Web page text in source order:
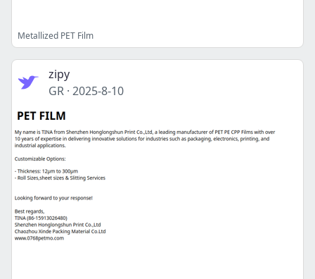
Metallized PET Film
zipy
GR · 2025-8-10